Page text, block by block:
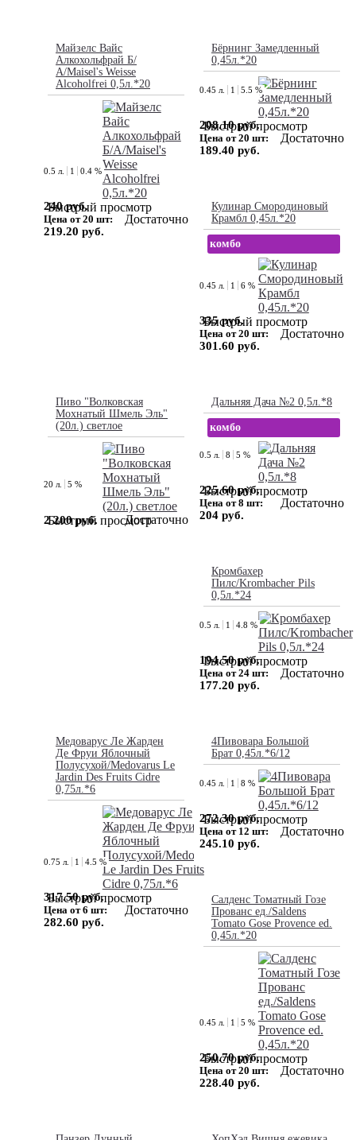
Майзелс Вайс
Алкохольфрай Б/
А/Maisel's Weisse
Alcoholfrei 0,5л.*20
Быстрый просмотр
0.5 л. 1 0.4 %
240 руб.
Цена от 20 шт:
219.20 руб.
Достаточно
Бёрнинг Замедленный
0,45л.*20
Быстрый просмотр
0.45 л. 1 5.5 %
208.10 руб.
Цена от 20 шт:
189.40 руб.
Достаточно
Кулинар Смородиновый
Крамбл 0,45л.*20
комбо
Быстрый просмотр
0.45 л. 1 6 %
335 руб.
Цена от 20 шт:
301.60 руб.
Достаточно
Пиво "Волковская
Мохнатый Шмель Эль"
(20л.) светлое
Быстрый просмотр
20 л. 5 %
2 200 руб. Достаточно
Дальняя Дача №2 0,5л.*8
комбо
Быстрый просмотр
0.5 л. 8 5 %
225.60 руб.
Цена от 8 шт:
204 руб.
Достаточно
Кромбахер
Пилс/Krombacher Pils
0,5л.*24
Быстрый просмотр
0.5 л. 1 4.8 %
194.50 руб.
Цена от 24 шт:
177.20 руб.
Достаточно
Медоварус Ле Жарден
Де Фруи Яблочный
Полусухой/Medovarus Le
Jardin Des Fruits Cidre
0,75л.*6
Быстрый просмотр
0.75 л. 1 4.5 %
317.50 руб.
Цена от 6 шт:
282.60 руб.
Достаточно
4Пивовара Большой
Брат 0,45л.*6/12
Быстрый просмотр
0.45 л. 1 8 %
272.30 руб.
Цена от 12 шт:
245.10 руб.
Достаточно
Салденс Томатный Гозе
Прованс ед./Saldens
Tomato Gose Provence ed.
0,45л.*20
Быстрый просмотр
0.45 л. 1 5 %
250.70 руб.
Цена от 20 шт:
228.40 руб.
Достаточно